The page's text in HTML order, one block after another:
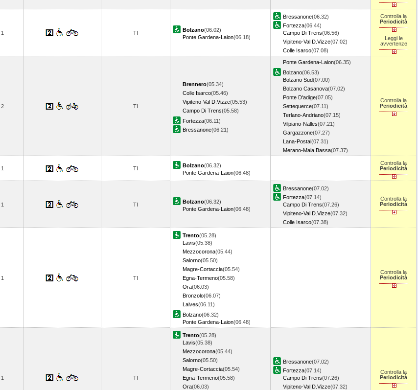
1 TI Bolzano(06.02)
Ponte Gardena-Laion(06.18)
Bressanone(06.32)
Fortezza(06.44)
Campo Di Trens(06.56)
Vipiteno-Val D.Vizze(07.02)
Colle Isarco(07.08)
Controlla la
Periodicità
Leggi le
avvertenze
2 TI
Brennero(05.34)
Colle Isarco(05.46)
Vipiteno-Val D.Vizze(05.53)
Campo Di Trens(05.58)
Fortezza(06.11)
Bressanone(06.21)
Ponte Gardena-Laion(06.35)
Bolzano(06.53)
Bolzano Sud(07.00)
Bolzano Casanova(07.02)
Ponte D'adige(07.05)
Settequerce(07.11)
Terlano-Andriano(07.15)
Vilpiano-Nalles(07.21)
Gargazzone(07.27)
Lana-Postal(07.31)
Merano-Maia Bassa(07.37)
Controlla la
Periodicità
1 TI Bolzano(06.32)
Ponte Gardena-Laion(06.48)
Controlla la
Periodicità
1 TI Bolzano(06.32)
Ponte Gardena-Laion(06.48)
Bressanone(07.02)
Fortezza(07.14)
Campo Di Trens(07.26)
Vipiteno-Val D.Vizze(07.32)
Colle Isarco(07.38)
Controlla la
Periodicità
1 TI
Trento(05.28)
Lavis(05.38)
Mezzocorona(05.44)
Salorno(05.50)
Magre-Cortaccia(05.54)
Egna-Termeno(05.58)
Ora(06.03)
Bronzolo(06.07)
Laives(06.11)
Bolzano(06.32)
Ponte Gardena-Laion(06.48)
Controlla la
Periodicità
1 TI
Trento(05.28)
Lavis(05.38)
Mezzocorona(05.44)
Salorno(05.50)
Magre-Cortaccia(05.54)
Egna-Termeno(05.58)
Ora(06.03)
Bressanone(07.02)
Fortezza(07.14)
Campo Di Trens(07.26)
Vipiteno-Val D.Vizze(07.32)
Controlla la
Periodicità